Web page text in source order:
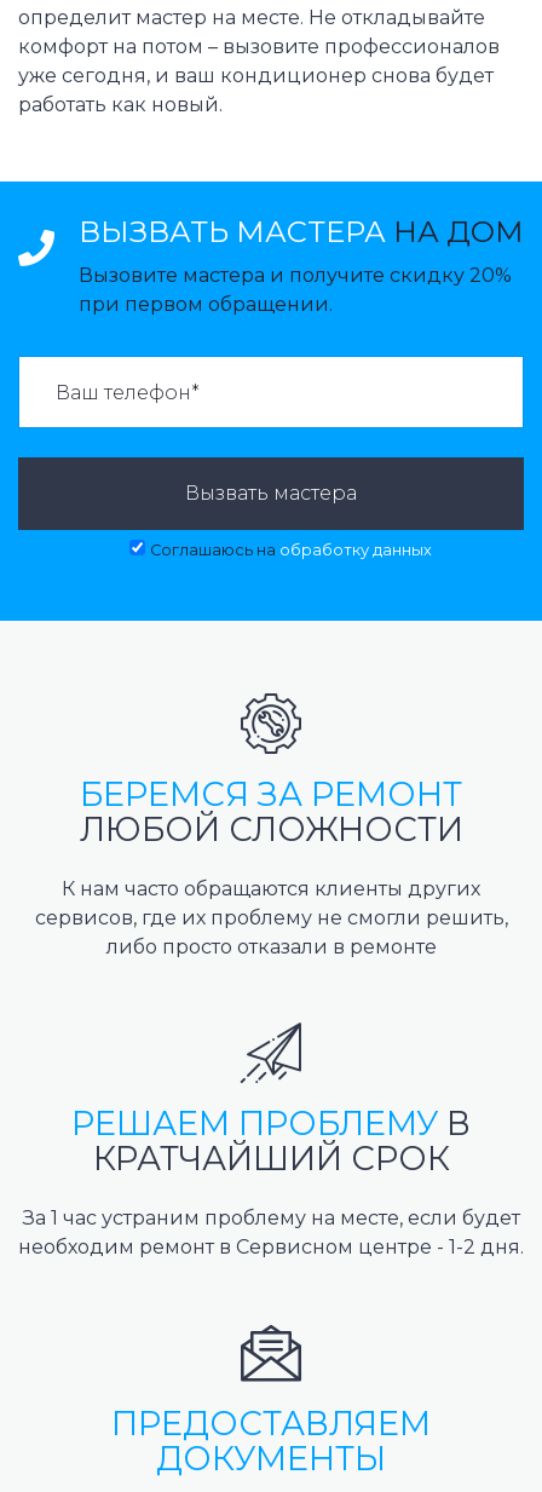
определит мастер на месте. Не откладывайте
комфорт на потом – вызовите профессионалов
уже сегодня, и ваш кондиционер снова будет
работать как новый.
ВЫЗВАТЬ МАСТЕРА НА ДОМ
Вызовите мастера и получите скидку 20%
при первом обращении.
Вызвать мастера
Соглашаюсь на обработку данных
БЕРЕМСЯ ЗА РЕМОНТ
ЛЮБОЙ СЛОЖНОСТИ
К нам часто обращаются клиенты других
сервисов, где их проблему не смогли решить,
либо просто отказали в ремонте
РЕШАЕМ ПРОБЛЕМУ В
КРАТЧАЙШИЙ СРОК
За 1 час устраним проблему на месте, если будет
необходим ремонт в Сервисном центре - 1-2 дня.
ПРЕДОСТАВЛЯЕМ
ДОКУМЕНТЫ